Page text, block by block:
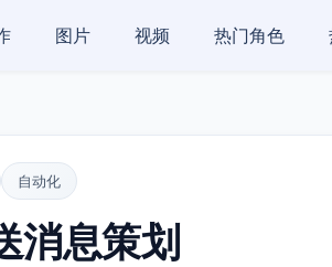
图片 视频 热门角色
自动化
消息策划